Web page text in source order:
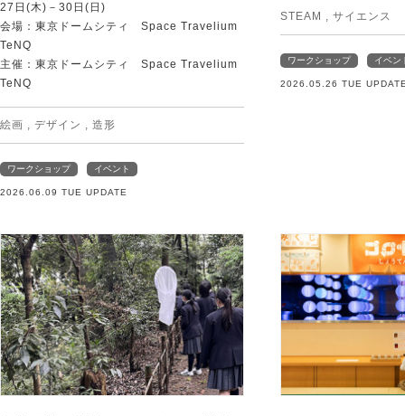
27日(木)－30日(日)
会場：東京ドームシティ Space Travelium
TeNQ
主催：東京ドームシティ Space Travelium
TeNQ
絵画 , デザイン , 造形
ワークショップ イベント
2026.06.09 TUE UPDATE
STEAM , サイエンス
ワークショップ イベン
2026.05.26 TUE